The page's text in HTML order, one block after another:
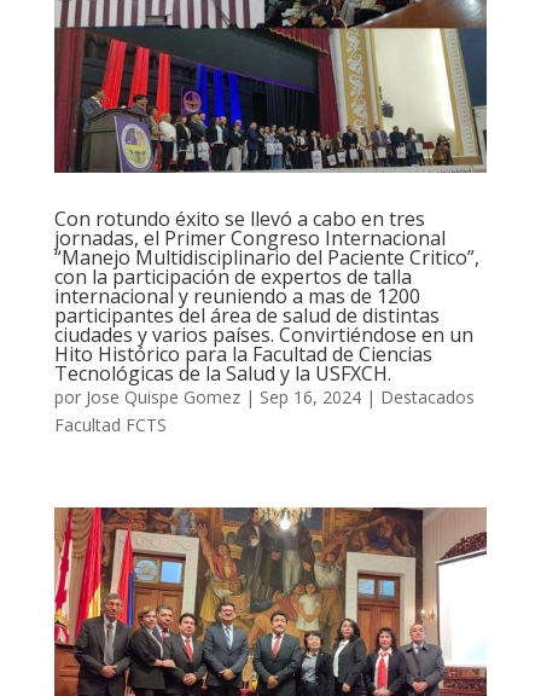
Con rotundo éxito se llevó a cabo en tres
jornadas, el Primer Congreso Internacional
“Manejo Multidisciplinario del Paciente Critico”,
con la participación de expertos de talla
internacional y reuniendo a mas de 1200
participantes del área de salud de distintas
ciudades y varios países. Convirtiéndose en un
Hito Histórico para la Facultad de Ciencias
Tecnológicas de la Salud y la USFXCH.
por Jose Quispe Gomez| Sep 16, 2024| Destacados
Facultad FCTS